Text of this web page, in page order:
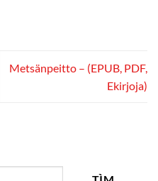
Metsänpeitto – (EPUB, PDF,
Ekirjoja)